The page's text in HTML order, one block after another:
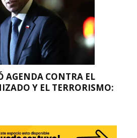
AGENDA CONTRA EL
Y EL TERRORISMO: